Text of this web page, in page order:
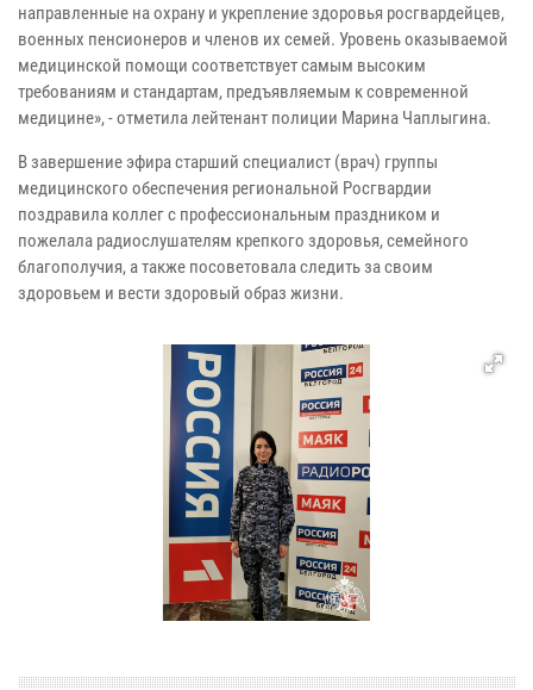
направленные на охрану и укрепление здоровья росгвардейцев,
военных пенсионеров и членов их семей. Уровень оказываемой
медицинской помощи соответствует самым высоким
требованиям и стандартам, предъявляемым к современной
медицине», - отметила лейтенант полиции Марина Чаплыгина.
В завершение эфира старший специалист (врач) группы
медицинского обеспечения региональной Росгвардии
поздравила коллег с профессиональным праздником и
пожелала радиослушателям крепкого здоровья, семейного
благополучия, а также посоветовала следить за своим
здоровьем и вести здоровый образ жизни.